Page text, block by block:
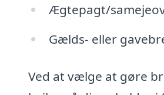
Ægtepagt/
Gælds- eller
Ved at vælge at gøre